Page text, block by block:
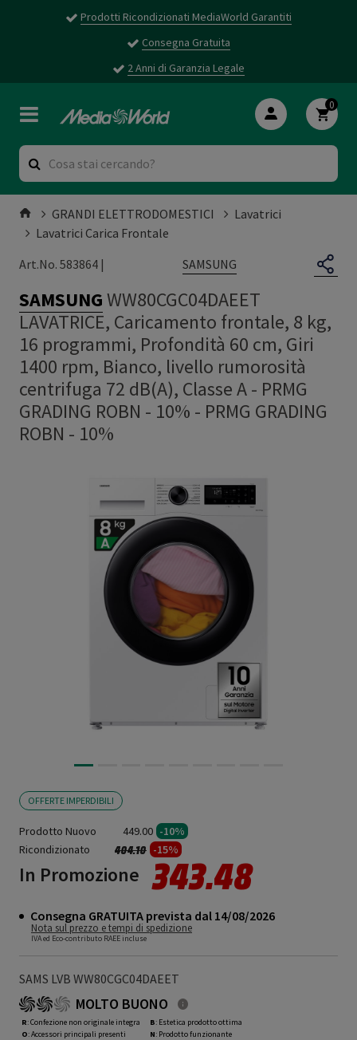
Prodotti Ricondizionati MediaWorld Garantiti
Consegna Gratuita
2 Anni di Garanzia Legale
0
GRANDI ELETTRODOMESTICI
Lavatrici
Lavatrici Carica Frontale
Art.No. 583864 |
SAMSUNG
SAMSUNGWW80CGC04DAEET
LAVATRICE, Caricamento frontale, 8 kg,
16 programmi, Profondità 60 cm, Giri
1400 rpm, Bianco, livello rumorosità
centrifuga 72 dB(A), Classe A - PRMG
GRADING ROBN - 10% - PRMG GRADING
ROBN - 10%
OFFERTE IMPERDIBILI
Prodotto Nuovo 449.00 -10%
Ricondizionato
Prezzo ridotto da
404.10a -15%
In Promozione 343.48
Consegna GRATUITA prevista dal 14/08/2026
Nota sul prezzo e tempi di spedizione
IVA ed Eco-contributo RAEE incluse
SAMS LVB WW80CGC04DAEET
MOLTO BUONO
R: Confezione non originale integra
O: Accessori principali presenti
B: Estetica prodotto ottima
N: Prodotto funzionante